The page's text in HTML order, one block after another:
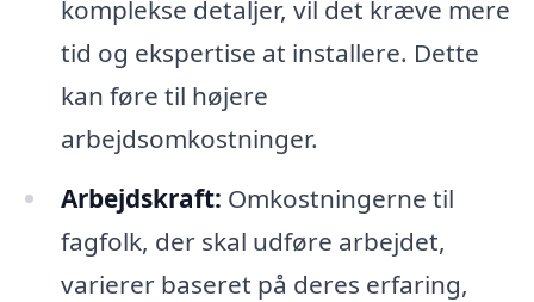
komplekse detaljer, vil det kræve mere
tid og ekspertise at installere. Dette
kan føre til højere
arbejdsomkostninger.
Arbejdskraft: Omkostningerne til
fagfolk, der skal udføre arbejdet,
varierer baseret på deres erfaring,